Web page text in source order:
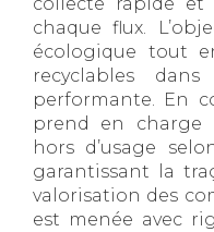
chaque flux.
écologique tout
recyclables
performante. En
prend en charge
hors d’usage
garantissant la
valorisation des
est menée avec